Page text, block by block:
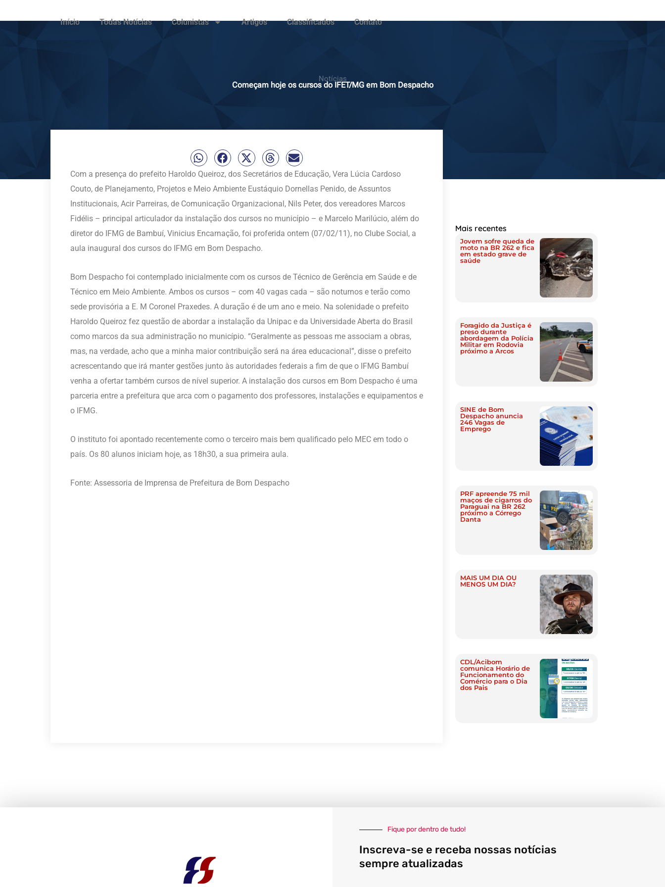
Início Todas Notícias Colunistas Artigos Classificados Contato
Notícias
Começam hoje os cursos do IFET/MG em Bom Despacho
Com a presença do prefeito Haroldo Queiroz, dos Secretários de Educação, Vera Lúcia Cardoso
Couto, de Planejamento, Projetos e Meio Ambiente Eustáquio Dornellas Penido, de Assuntos
Institucionais, Acir Parreiras, de Comunicação Organizacional, Nils Peter, dos vereadores Marcos
Fidélis – principal articulador da instalação dos cursos no município – e Marcelo Marilúcio, além do
diretor do IFMG de Bambuí, Vinicius Encarnação, foi proferida ontem (07/02/11), no Clube Social, a
aula inaugural dos cursos do IFMG em Bom Despacho.
Bom Despacho foi contemplado inicialmente com os cursos de Técnico de Gerência em Saúde e de
Técnico em Meio Ambiente. Ambos os cursos – com 40 vagas cada – são noturnos e terão como
sede provisória a E. M Coronel Praxedes. A duração é de um ano e meio. Na solenidade o prefeito
Haroldo Queiroz fez questão de abordar a instalação da Unipac e da Universidade Aberta do Brasil
como marcos da sua administração no município. “Geralmente as pessoas me associam a obras,
mas, na verdade, acho que a minha maior contribuição será na área educacional”, disse o prefeito
acrescentando que irá manter gestões junto às autoridades federais a fim de que o IFMG Bambuí
venha a ofertar também cursos de nível superior. A instalação dos cursos em Bom Despacho é uma
parceria entre a prefeitura que arca com o pagamento dos professores, instalações e equipamentos e
o IFMG.
O instituto foi apontado recentemente como o terceiro mais bem qualificado pelo MEC em todo o
país. Os 80 alunos iniciam hoje, as 18h30, a sua primeira aula.
Fonte: Assessoria de Imprensa de Prefeitura de Bom Despacho
Mais recentes
Jovem sofre queda de
moto na BR 262 e fica
em estado grave de
saúde
Foragido da Justiça é
preso durante
abordagem da Polícia
Militar em Rodovia
próximo a Arcos
SINE de Bom
Despacho anuncia
246 Vagas de
Emprego
PRF apreende 75 mil
maços de cigarros do
Paraguai na BR 262
próximo a Córrego
Danta
MAIS UM DIA OU
MENOS UM DIA?
CDL/Acibom
comunica Horário de
Funcionamento do
Comércio para o Dia
dos Pais
Fique por dentro de tudo!
Inscreva-se e receba nossas notícias
sempre atualizadas